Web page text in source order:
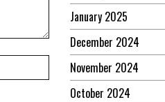
January 2025
December 2024
November 2024
October 2024